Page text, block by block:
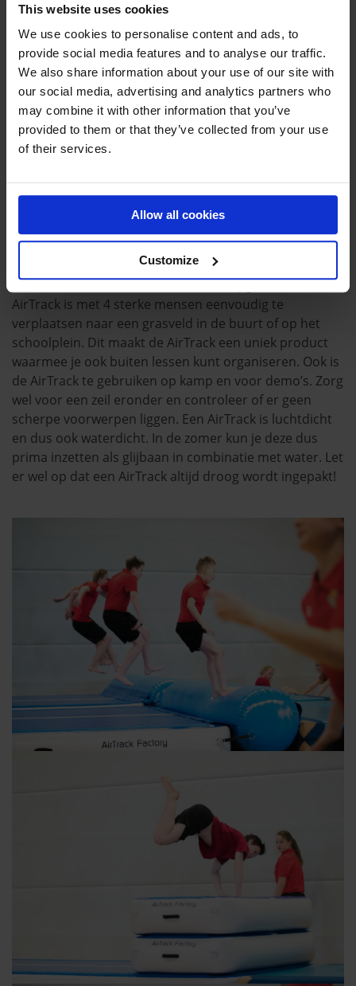
This website uses cookies
We use cookies to personalise content and ads, to
provide social media features and to analyse our traffic.
We also share information about your use of our site with
our social media, advertising and analytics partners who
may combine it with other information that you’ve
provided to them or that they’ve collected from your use
of their services.
Allow all cookies
Customize
aan het einde…. Rode wangen, blije gezichten en zweet
op het voorhoofd.
Stoeispelen, veldafbakening, trefbal, of bossabal; met
een beetje creatieve geest kom je tot een spel wat je
met behulp van de Airtrack tot een uniek en uitdagend
spel kan maken. Er worden zelfs Airtracks gebruikt als
DE AIRTRACK BUITEN DE GYMZAAL
Een 8 meter AirTrack past in elke auto of bakfiets. De
tas heeft 6 handvaten waarmee je de AirTrack naar
buiten of naar de aula vervoert. Een opgeblazen
AirTrack is met 4 sterke mensen eenvoudig te
verplaatsen naar een grasveld in de buurt of op het
schoolplein. Dit maakt de AirTrack een uniek product
waarmee je ook buiten lessen kunt organiseren. Ook is
de AirTrack te gebruiken op kamp en voor demo’s. Zorg
wel voor een zeil eronder en controleer of er geen
scherpe voorwerpen liggen. Een AirTrack is luchtdicht
en dus ook waterdicht. In de zomer kun je deze dus
prima inzetten als glijbaan in combinatie met water. Let
er wel op dat een AirTrack altijd droog wordt ingepakt!